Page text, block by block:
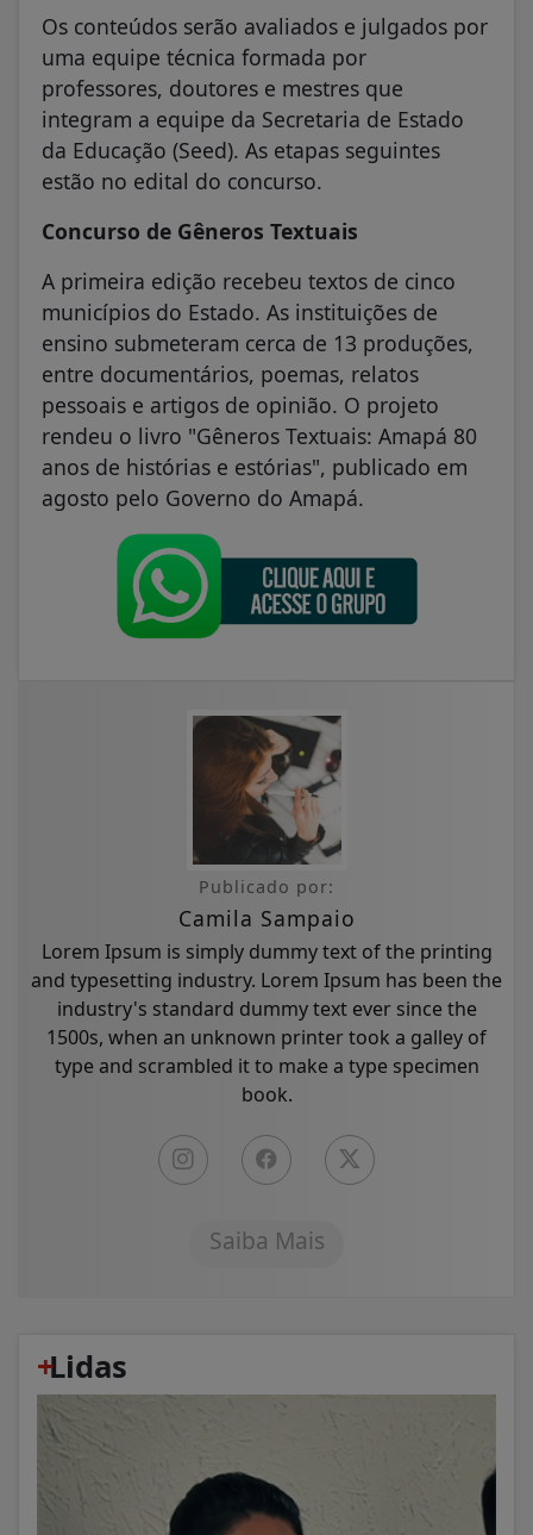
Os conteúdos serão avaliados e julgados por
uma equipe técnica formada por
professores, doutores e mestres que
integram a equipe da Secretaria de Estado
da Educação (Seed). As etapas seguintes
estão no edital do concurso.
Concurso de Gêneros Textuais
A primeira edição recebeu textos de cinco
municípios do Estado. As instituições de
ensino submeteram cerca de 13 produções,
entre documentários, poemas, relatos
pessoais e artigos de opinião. O projeto
rendeu o livro "Gêneros Textuais: Amapá 80
anos de histórias e estórias", publicado em
agosto pelo Governo do Amapá.
Publicado por:
Camila Sampaio
Lorem Ipsum is simply dummy text of the printing
and typesetting industry. Lorem Ipsum has been the
industry's standard dummy text ever since the
1500s, when an unknown printer took a galley of
type and scrambled it to make a type specimen
book.
Saiba Mais
+
Lidas